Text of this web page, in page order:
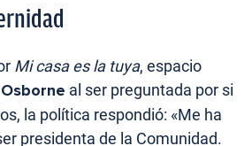
Mi casa es la tuya, espacio
al ser preguntada por si
la política respondió: «Me ha
presidenta de la Comunidad.